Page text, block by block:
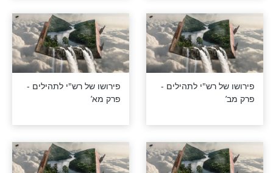
רש"י לתהילים -
פירושו של רש"י לתהילים -
פרק מז’